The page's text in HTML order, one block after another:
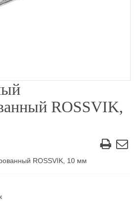
ROSSVIK,
ROSSVIK, 10 мм